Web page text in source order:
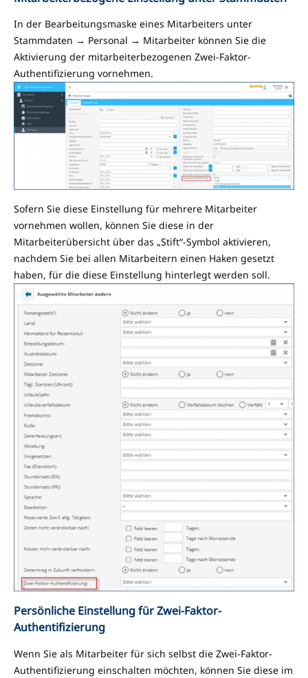
In der Bearbeitungsmaske eines Mitarbeiters unter
Stammdaten → Personal → Mitarbeiter können Sie die
Aktivierung der mitarbeiterbezogenen Zwei-Faktor-
Authentifizierung vornehmen.
Sofern Sie diese Einstellung für mehrere Mitarbeiter
vornehmen wollen, können Sie diese in der
Mitarbeiterübersicht über das „Stift“-Symbol aktivieren,
nachdem Sie bei allen Mitarbeitern einen Haken gesetzt
haben, für die diese Einstellung hinterlegt werden soll.
Persönliche Einstellung für Zwei-Faktor-
Authentifizierung
Wenn Sie als Mitarbeiter für sich selbst die Zwei-Faktor-
Authentifizierung einschalten möchten, können Sie diese im